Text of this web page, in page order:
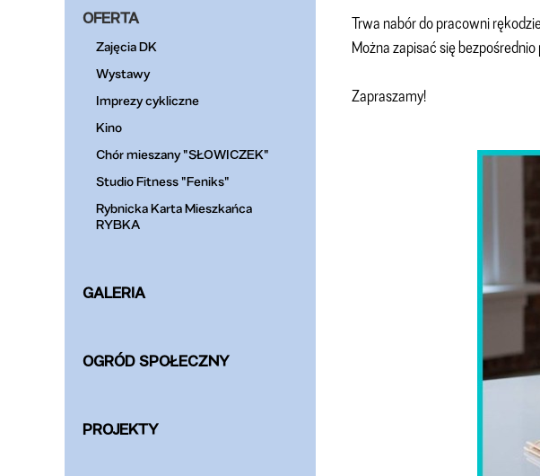
OFERTA
Zajęcia DK
Wystawy
Imprezy cykliczne
Kino
Chór mieszany "SŁOWICZEK"
Studio Fitness "Feniks"
Rybnicka Karta Mieszkańca
RYBKA
GALERIA
OGRÓD SPOŁECZNY
PROJEKTY
Trwa nabór do pracowni
Można zapisać się bezpośrednio
Zapraszamy!